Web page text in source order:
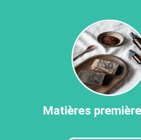
Matières